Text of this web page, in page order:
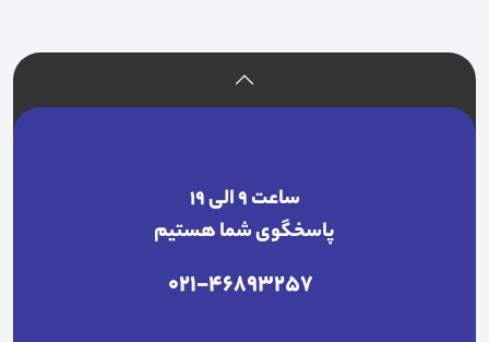
ساعت ۹ الی ۱۹
پاسخگوی شما هستیم
021-46893257